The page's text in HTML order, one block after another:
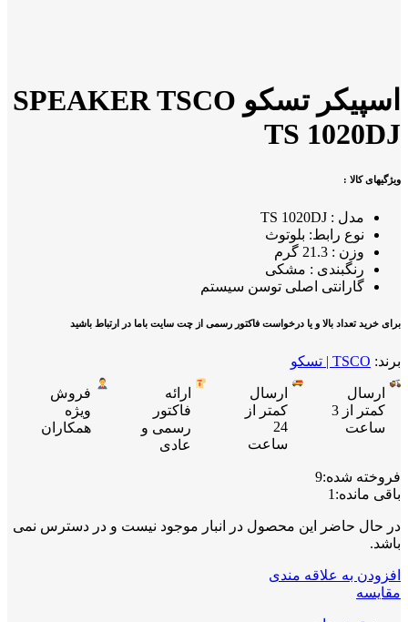
اسپیکر تسکو SPEAKER TSCO
TS 1020DJ
ویژگیهای کالا :
مدل : TS 1020DJ
نوع رابط: بلوتوث
وزن : 21.3 گرم
رنگبندی : مشکی
گارانتی اصلی توسن سیستم
برای خرید تعداد بالا و یا درخواست فاکتور رسمی از چت سایت باما در ارتباط باشید
برند: TSCO | تسکو
ارسال
کمتر از 3
ساعت
ارسال
کمتر از
24
ساعت
ارائه
فاکتور
رسمی و
عادی
فروش
ویژه
همکاران
فروخته شده:9
باقی مانده: 1
در حال حاضر این محصول در انبار موجود نیست و در دسترس نمی
باشد.
افزودن به علاقه مندی
مقایسه